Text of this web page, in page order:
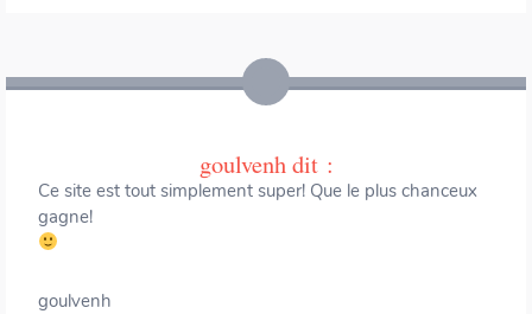
goulvenhdit :
Ce site est tout simplement super! Que le plus chanceux
gagne!
goulvenh